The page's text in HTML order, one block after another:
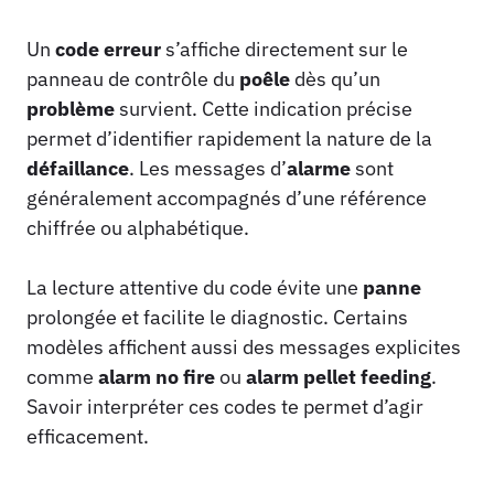
Un code erreurs’affiche directement sur le
panneau de contrôle du poêle dès qu’un
problèmesurvient. Cette indication précise
permet d’identifier rapidement la nature de la
défaillance. Les messages d’alarmesont
généralement accompagnés d’une référence
chiffrée ou alphabétique.
La lecture attentive du code évite une panne
prolongée et facilite le diagnostic. Certains
modèles affichent aussi des messages explicites
comme alarm no fireou alarm pellet feeding.
Savoir interpréter ces codes te permet d’agir
efficacement.